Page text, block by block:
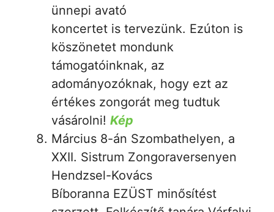
ünnepi avató
koncertet is tervezünk. Ezúton is
köszönetet mondunk
támogatóinknak, az
adományozóknak, hogy ezt az
értékes zongorát meg tudtuk
vásárolni! Kép
Március 8-án Szombathelyen, a
XXII. Sistrum Zongoraversenyen
Hendzsel-Kovács
Bíboranna EZÜST minősítést